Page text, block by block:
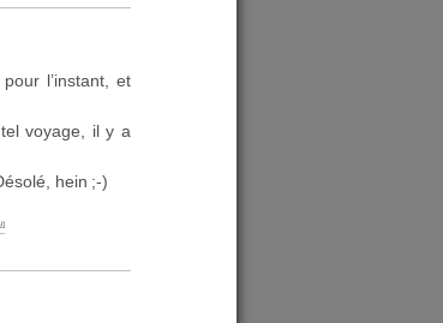
l’instant, et
voyage, il y a
hein ;-)